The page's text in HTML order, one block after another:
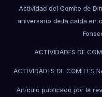
Actividad del Comite de
aniversario de la caída en
ACTIVIDADES DE
ACTIVIDADES DE COMITES
Artículo publicado por la